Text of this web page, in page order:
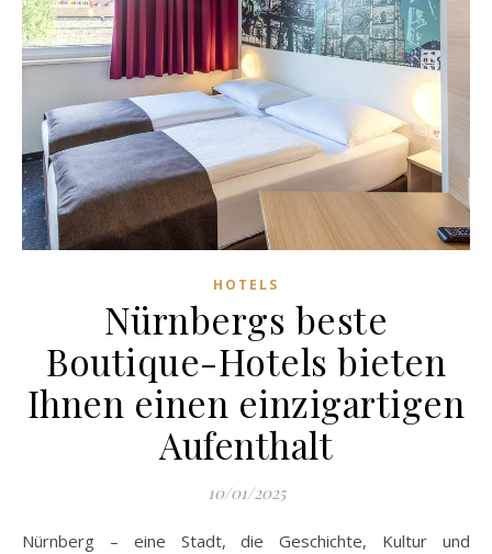
HOTELS
Nürnbergs beste
Boutique-Hotels bieten
Ihnen einen einzigartigen
Aufenthalt
10/01/2025
Nürnberg – eine Stadt, die Geschichte, Kultur und